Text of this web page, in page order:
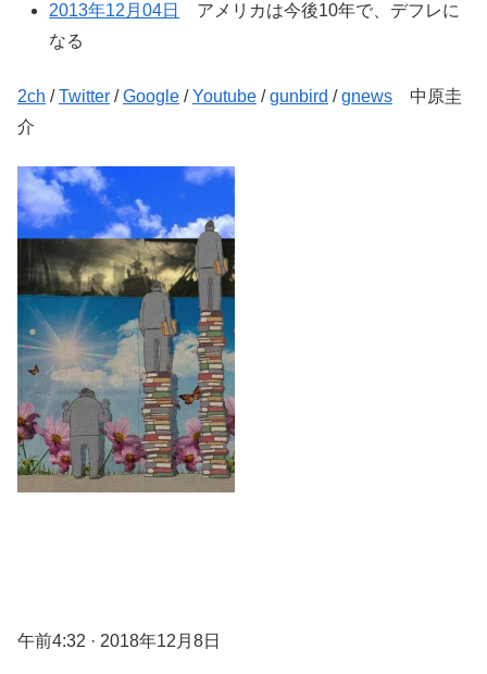
2013年12月04日
アメリカは今後10年で、デフレに
なる
2ch /Twitter /Google /Youtube /gunbird /gnews 中原圭
介
午前4:32 · 2018年12月8日